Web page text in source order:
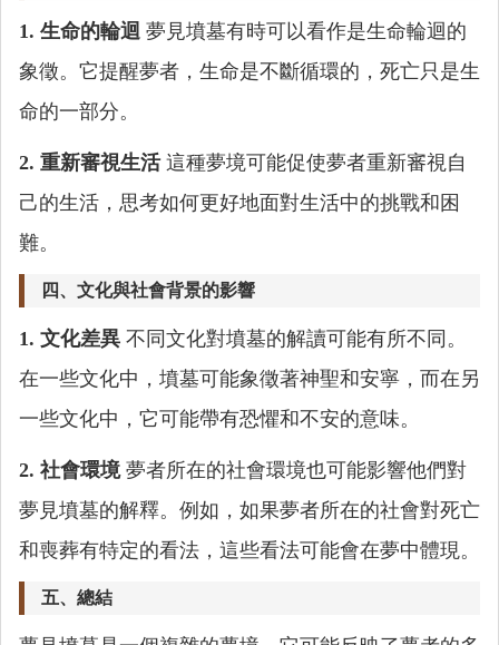
1. 生命的輪迴 夢見墳墓有時可以看作是生命輪迴的
象徵。它提醒夢者，生命是不斷循環的，死亡只是生
命的一部分。
2. 重新審視生活這種夢境可能促使夢者重新審視自
己的生活，思考如何更好地面對生活中的挑戰和困
難。
四、文化與社會背景的影響
1. 文化差異 不同文化對墳墓的解讀可能有所不同。
在一些文化中，墳墓可能象徵著神聖和安寧，而在另
一些文化中，它可能帶有恐懼和不安的意味。
2. 社會環境夢者所在的社會環境也可能影響他們對
夢見墳墓的解釋。例如，如果夢者所在的社會對死亡
和喪葬有特定的看法，這些看法可能會在夢中體現。
五、總結